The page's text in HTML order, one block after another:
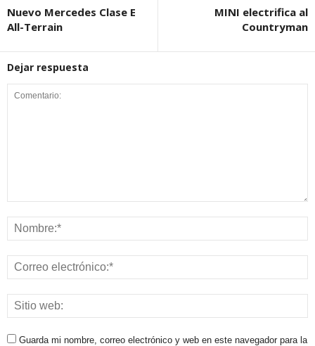
Nuevo Mercedes Clase E
All-Terrain
MINI electrifica al
Countryman
Dejar respuesta
Guarda mi nombre, correo electrónico y web en este navegador para la